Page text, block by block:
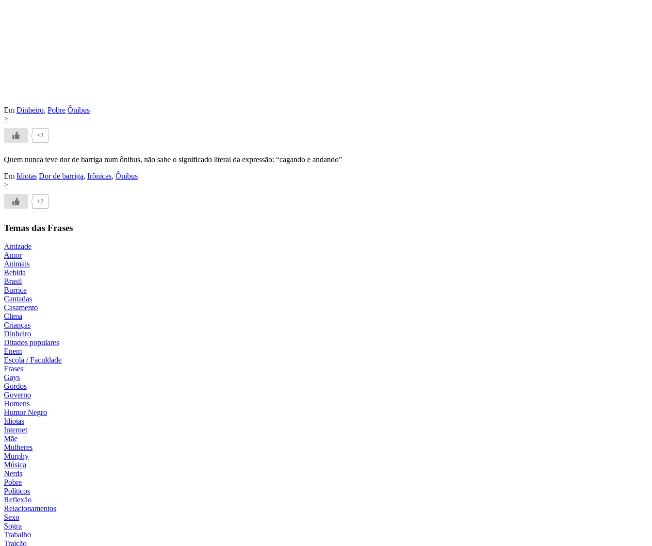
Em Dinheiro, Pobre Ônibus
>
+3
Quem nunca teve dor de barriga num ônibus, não sabe o significado literal da expressão: “cagando e andando”
Em Idiotas Dor de barriga, Irônicas, Ônibus
>
+2
Temas das Frases
Amizade
Amor
Animais
Bebida
Brasil
Burrice
Cantadas
Casamento
Clima
Crianças
Dinheiro
Ditados populares
Enem
Escola / Faculdade
Frases
Gays
Gordos
Governo
Homens
Humor Negro
Idiotas
Internet
Mãe
Mulheres
Murphy
Música
Nerds
Pobre
Políticos
Reflexão
Relacionamentos
Sexo
Sogra
Trabalho
Traição